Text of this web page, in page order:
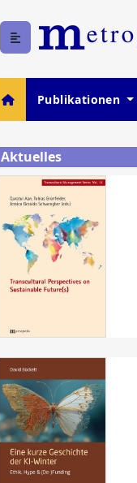
Publikationen
Aktuelles